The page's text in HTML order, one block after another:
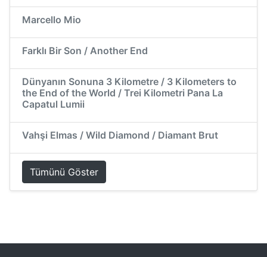
Marcello Mio
Farklı Bir Son / Another End
Dünyanın Sonuna 3 Kilometre / 3 Kilometers to
the End of the World / Trei Kilometri Pana La
Capatul Lumii
Vahşi Elmas / Wild Diamond / Diamant Brut
Tümünü Göster